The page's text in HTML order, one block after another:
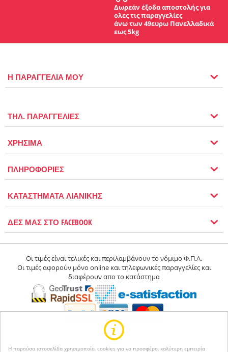
Η παρούσα ιστοσελίδα χρησιμοποίει cookies για να προσφέρει καλύτερη εμπειρία
Δωρεάν έξοδα αποστολής για
ολες τις παραγγελίες
άνω των 49ευρω Πανελλαδικά
εως 5kg
Η ΠΑΡΑΓΓΕΛΙΑ ΜΟΥ
ΤΗΛ. ΠΑΡΑΓΓΕΛΙΕΣ
ΧΡΗΣΙΜΑ
ΠΛΗΡΟΦΟΡΙΕΣ
ΚΑΤΑΣΤΗΜΑΤΑ ΛΙΑΝΙΚΗΣ
ΔΕΣ ΜΑΣ ΣΤΟ FACEBOOK
Οι τιμές είναι τελικές και περιλαμβάνουν το νόμιμο Φ.Π.Α.
Οι τιμές αφορούν μόνο online και τηλεφωνικές παραγγελίες και
διαφέρουν απο το κατάστημα